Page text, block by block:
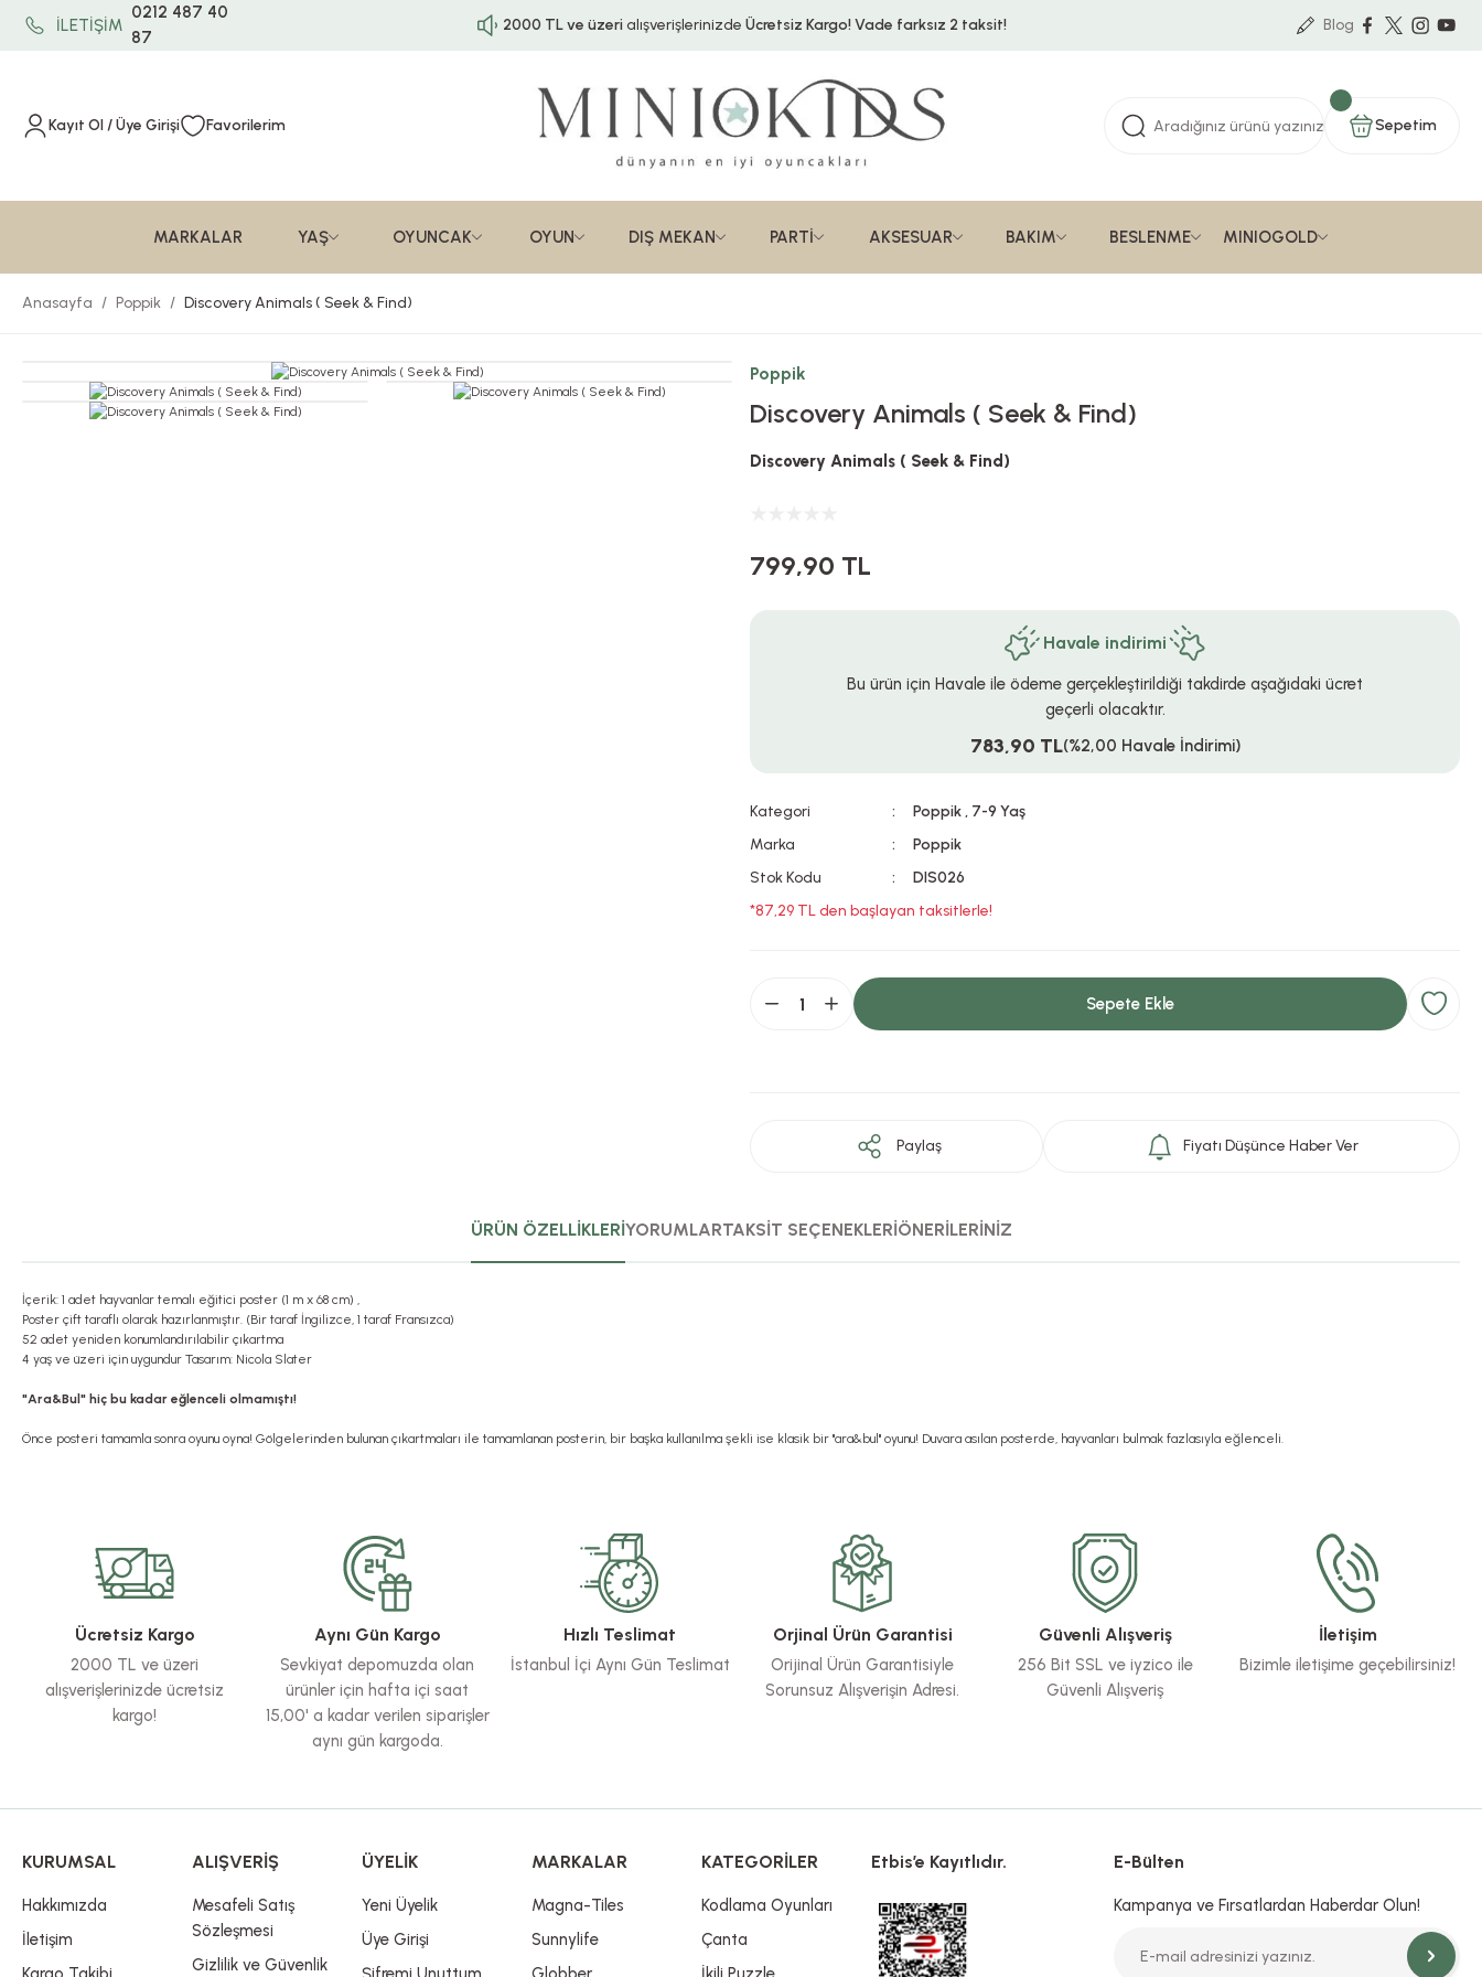
İLETİŞİM
0212 487 40
87
2000 TL ve üzerialışverişlerinizde Ücretsiz Kargo!Vade farksız 2 taksit! Blog
Kayıt Ol / Üye Girişi Favorilerim Sepetim
MARKALAR YAŞ OYUNCAK OYUN DIŞ MEKAN PARTİ AKSESUAR BAKIM BESLENME MINIOGOLD
Anasayfa Poppik Discovery Animals ( Seek & Find)
Poppik
Discovery Animals ( Seek & Find)
Discovery Animals ( Seek & Find)
799,90 TL
Havale indirimi
Bu ürün için Havale ile ödeme gerçekleştirildiği takdirde aşağıdaki ücret
geçerli olacaktır.
783,90 TL(%2,00 Havale İndirimi)
Kategori Poppik, 7-9 Yaş
Marka
Poppik
Stok Kodu
DIS026
*87,29 TL den başlayan taksitlerle!
Sepete Ekle
Paylaş Fiyatı Düşünce Haber Ver
ÜRÜN ÖZELLİKLERİYORUMLARTAKSİT SEÇENEKLERİÖNERİLERİNİZ
İçerik: 1 adet hayvanlar temalı eğitici poster (1 m x 68 cm) ,
Poster çift taraflı olarak hazırlanmıştır. (Bir taraf İngilizce, 1 taraf Fransızca)
52 adet yeniden konumlandırılabilir çıkartma
4 yaş ve üzeri için uygundur Tasarım: Nicola Slater
"Ara&Bul" hiç bu kadar eğlenceli olmamıştı!
Önce posteri tamamla sonra oyunu oyna! Gölgelerinden bulunan çıkartmaları ile tamamlanan posterin, bir başka kullanılma şekli ise klasik bir "ara&bul" oyunu! Duvara asılan posterde, hayvanları bulmak fazlasıyla eğlenceli.
Ürün resmi kalitesiz, bozuk veya görüntülenemiyor.
Ürün açıklamasında eksik bilgiler bulunuyor.
Ürün bilgilerinde hatalar bulunuyor.
Ürün fiyatı diğer sitelerden daha pahalı.
Bu ürüne benzer farklı alternatifler olmalı.
Ücretsiz Kargo
2000 TL ve üzeri
alışverişlerinizde ücretsiz
kargo!
Aynı Gün Kargo
Sevkiyat depomuzda olan
ürünler için hafta içi saat
15,00' a kadar verilen siparişler
aynı gün kargoda.
Hızlı Teslimat
İstanbul İçi Aynı Gün Teslimat
Orjinal Ürün Garantisi
Orijinal Ürün Garantisiyle
Sorunsuz Alışverişin Adresi.
Güvenli Alışveriş
256 Bit SSL ve iyzico ile
Güvenli Alışveriş
İletişim
Bizimle iletişime geçebilirsiniz!
KURUMSAL
Hakkımızda
İletişim
ALIŞVERİŞ
Mesafeli Satış
Sözleşmesi
Gizlilik ve Güvenlik
ÜYELİK
Yeni Üyelik
Üye Girişi
MARKALAR
Magna-Tiles
Sunnylife
KATEGORİLER
Kodlama Oyunları
Çanta
Etbis’e Kayıtlıdır. E-Bülten
Kampanya ve Fırsatlardan Haberdar Olun!